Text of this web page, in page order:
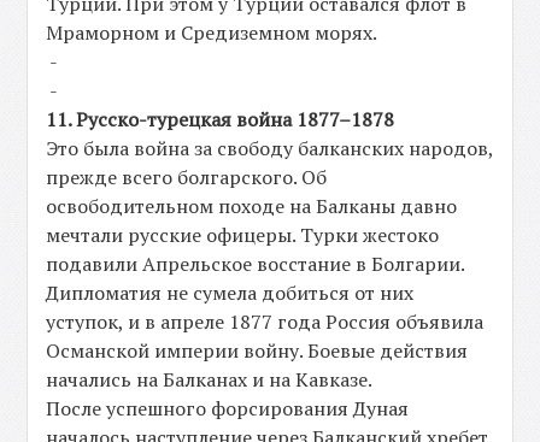
Мраморном и Средиземном морях.
-
-
11. Русско-турецкая война 1877–1878
Это была война за свободу балканских народов,
прежде всего болгарского. Об
освободительном походе на Балканы давно
мечтали русские офицеры. Турки жестоко
подавили Апрельское восстание в Болгарии.
Дипломатия не сумела добиться от них
уступок, и в апреле 1877 года Россия объявила
Османской империи войну. Боевые действия
начались на Балканах и на Кавказе.
После успешного форсирования Дуная